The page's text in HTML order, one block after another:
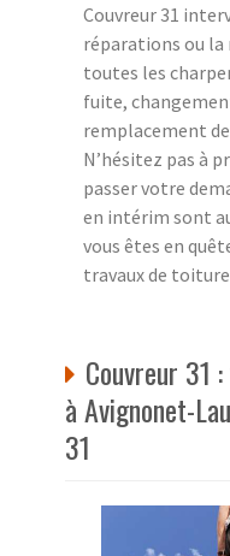
Couvreur 31
réparations ou
toutes les
fuite,
remplacement
N’hésitez pas à
passer votre
en intérim sont
vous êtes en
travaux de
Couvreur 31
à Avignonet-
31